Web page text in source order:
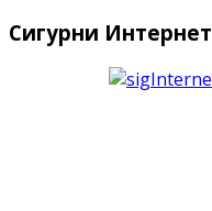
Сигурни Интернет